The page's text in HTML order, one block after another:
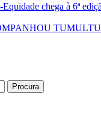
chega à 6ª
Procura